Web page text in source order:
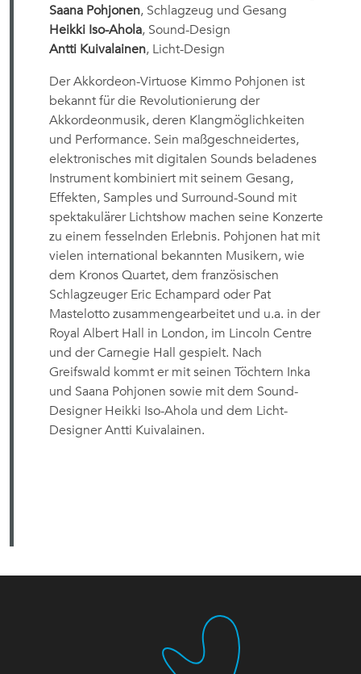
Saana Pohjonen, Schlagzeug und Gesang
Heikki Iso-Ahola, Sound-Design
Antti Kuivalainen, Licht-Design
Der Akkordeon-Virtuose Kimmo Pohjonen ist
bekannt für die Revolutionierung der
Akkordeonmusik, deren Klangmöglichkeiten
und Performance. Sein maßgeschneidertes,
elektronisches mit digitalen Sounds beladenes
Instrument kombiniert mit seinem Gesang,
Effekten, Samples und Surround-Sound mit
spektakulärer Lichtshow machen seine Konzerte
zu einem fesselnden Erlebnis. Pohjonen hat mit
vielen international bekannten Musikern, wie
dem Kronos Quartet, dem französischen
Schlagzeuger Eric Echampard oder Pat
Mastelotto zusammengearbeitet und u.a. in der
Royal Albert Hall in London, im Lincoln Centre
und der Carnegie Hall gespielt. Nach
Greifswald kommt er mit seinen Töchtern Inka
und Saana Pohjonen sowie mit dem Sound-
Designer Heikki Iso-Ahola und dem Licht-
Designer Antti Kuivalainen.